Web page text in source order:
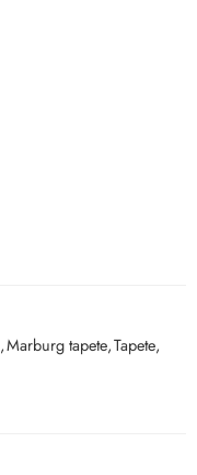
,Marburg tapete,Tapete,